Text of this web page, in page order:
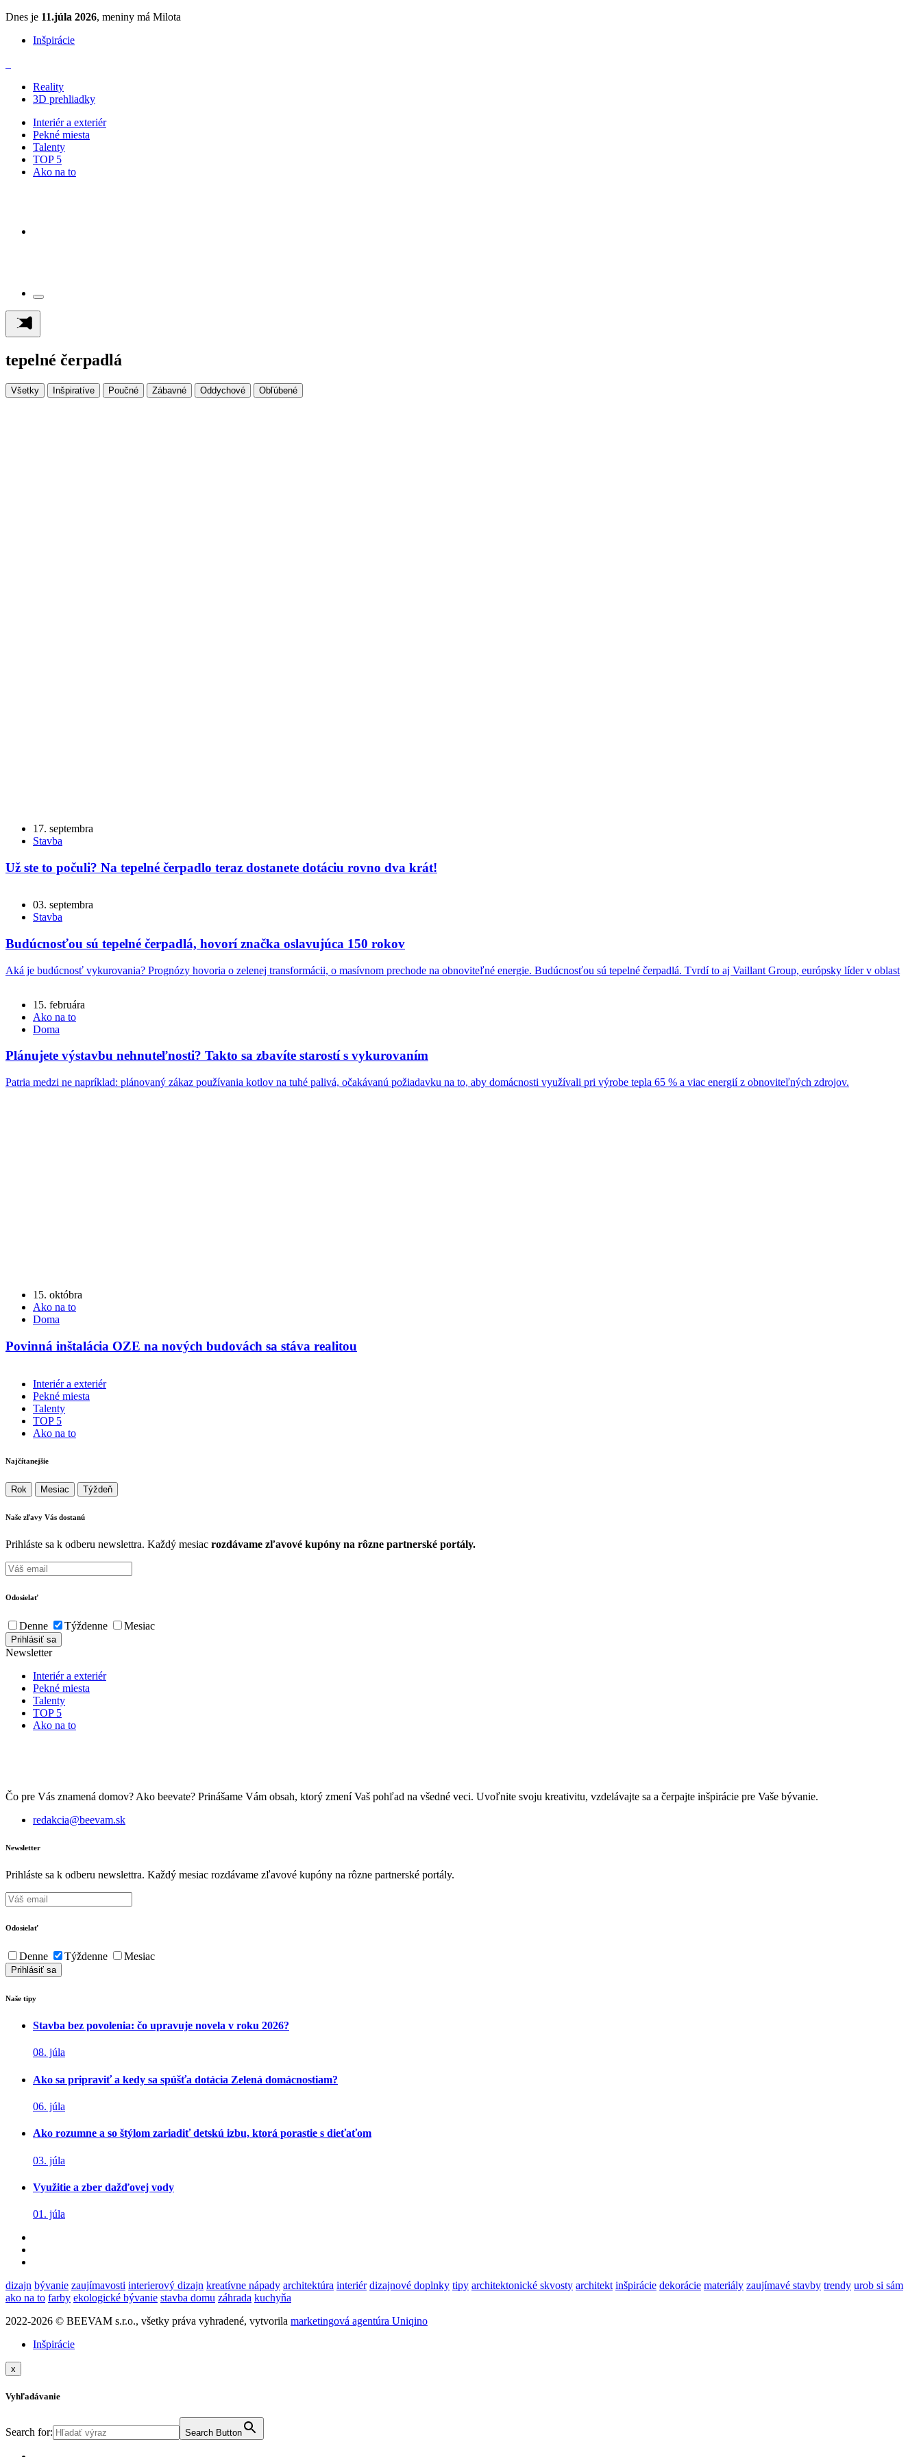
Dnes je 11.júla 2026, meniny má Milota
Inšpirácie
Reality
3D prehliadky
Interiér a exteriér
Pekné miesta
Talenty
TOP 5
Ako na to
tepelné čerpadlá
Všetky Inšpiratíve Poučné Zábavné Oddychové Obľúbené
17. septembra
Stavba
Už ste to počuli? Na tepelné čerpadlo teraz dostanete dotáciu rovno dva krát!
03. septembra
Stavba
Budúcnosťou sú tepelné čerpadlá, hovorí značka oslavujúca 150 rokov
Aká je budúcnosť vykurovania? Prognózy hovoria o zelenej transformácii, o masívnom prechode na obnoviteľné energie. Budúcnosťou sú tepelné čerpadlá. Tvrdí to aj Vaillant Group, európsky líder v oblast
15. februára
Ako na to
Doma
Plánujete výstavbu nehnuteľnosti? Takto sa zbavíte starostí s vykurovaním
Patria medzi ne napríklad: plánovaný zákaz používania kotlov na tuhé palivá, očakávanú požiadavku na to, aby domácnosti využívali pri výrobe tepla 65 % a viac energií z obnoviteľných zdrojov.
15. októbra
Ako na to
Doma
Povinná inštalácia OZE na nových budovách sa stáva realitou
Interiér a exteriér
Pekné miesta
Talenty
TOP 5
Ako na to
Najčítanejšie
Rok Mesiac Týždeň
Naše zľavy Vás dostanú
Prihláste sa k odberu newslettra. Každý mesiac rozdávame zľavové kupóny na rôzne partnerské portály.
Odosielať
Denne Týždenne Mesiac
Newsletter
Interiér a exteriér
Pekné miesta
Talenty
TOP 5
Ako na to
Čo pre Vás znamená domov? Ako beevate? Prinášame Vám obsah, ktorý zmení Vaš pohľad na všedné veci. Uvoľnite svoju kreativitu, vzdelávajte sa a čerpajte inšpirácie pre Vaše bývanie.
redakcia@beevam.sk
Newsletter
Prihláste sa k odberu newslettra. Každý mesiac rozdávame zľavové kupóny na rôzne partnerské portály.
Odosielať
Denne Týždenne Mesiac
Naše tipy
Stavba bez povolenia: čo upravuje novela v roku 2026?
08. júla
Ako sa pripraviť a kedy sa spúšťa dotácia Zelená domácnostiam?
06. júla
Ako rozumne a so štýlom zariadiť detskú izbu, ktorá porastie s dieťaťom
03. júla
Využitie a zber dažďovej vody
01. júla
dizajn bývanie zaujímavosti interierový dizajn kreatívne nápady architektúra interiér dizajnové doplnky tipy architektonické skvosty architekt inšpirácie dekorácie materiály zaujímavé stavby trendy urob si sám
ako na to farby ekologické bývanie stavba domu záhrada kuchyňa
2022-2026 © BEEVAM s.r.o., všetky práva vyhradené, vytvorila marketingová agentúra Uniqino
Inšpirácie
x
Vyhľadávanie
Search for: Search Button